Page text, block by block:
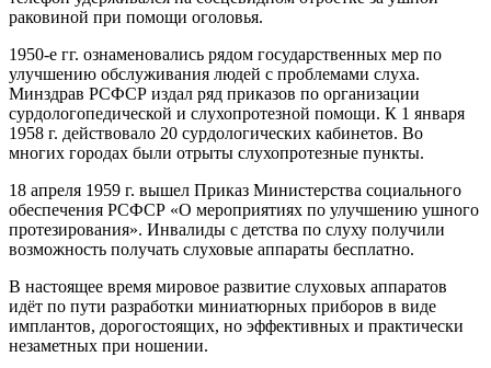
раковиной при помощи оголовья.
1950-е гг. ознаменовались рядом государственных мер по
улучшению обслуживания людей с проблемами слуха.
Минздрав РСФСР издал ряд приказов по организации
сурдологопедической и слухопротезной помощи. К 1 января
1958 г. действовало 20 сурдологических кабинетов. Во
многих городах были отрыты слухопротезные пункты.
18 апреля 1959 г. вышел Приказ Министерства социального
обеспечения РСФСР «О мероприятиях по улучшению ушного
протезирования». Инвалиды с детства по слуху получили
возможность получать слуховые аппараты бесплатно.
В настоящее время мировое развитие слуховых аппаратов
идёт по пути разработки миниатюрных приборов в виде
имплантов, дорогостоящих, но эффективных и практически
незаметных при ношении.